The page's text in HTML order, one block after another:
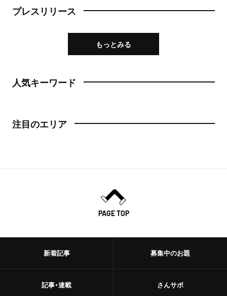
プレスリリース
もっとみる
人気キーワード
注目のエリア
PAGE TOP
新着記事
記事・連載
募集中のお題
さんサポ